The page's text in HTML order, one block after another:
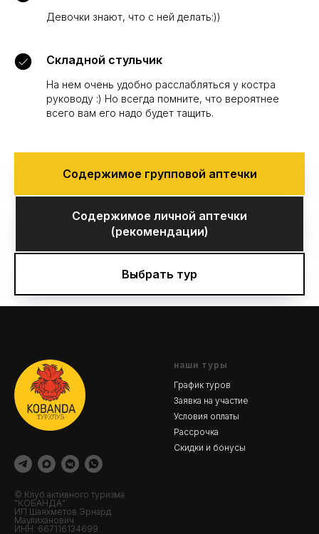
Девочки знают, что с ней делать:))
Складной стульчик
На нем очень удобно расслабляться у костра
руководу :) Но всегда помните, что вероятнее
всего вам его надо будет тащить.
Содержимое групповой аптечки
Содержимое личной аптечки
(рекомендации)
Выбрать тур
© Клуб активного туризма
"КОБАНДА"
ИП Шаяхметов Эрнард
Маулиханович
ИНН: 667116134699
наши туры
График туров
Заявка на участие
Условия оплаты
Рассрочка
Скидки и бонусы